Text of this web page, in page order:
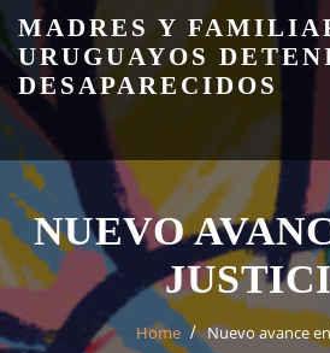
Skip
to
content
MADRES Y
URUGUAYOS
DESAPARECIDOS
NUEVO
Home Nuevo avance